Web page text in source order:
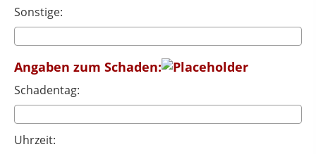
Sonstige:
Angaben zum Schaden:
Schadentag:
Uhrzeit: